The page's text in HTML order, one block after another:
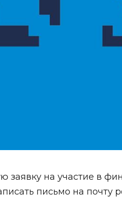
заявку на участие в
письмо на почту